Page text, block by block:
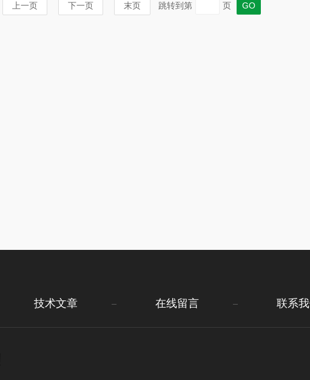
上一页 下一页 末页 跳转到第 页
技术文章 在线留言 联系